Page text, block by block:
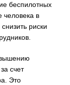
беспилотных
человека в
риски
счет
Это